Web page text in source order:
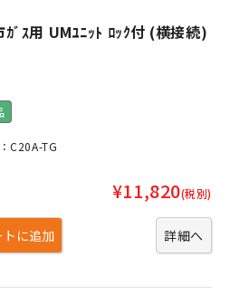
ｶﾞｽ用 UMﾕﾆｯﾄ ﾛｯｸ付 (横接続)
C20A-TG
¥11,820(税別)
詳細へ
トに追加